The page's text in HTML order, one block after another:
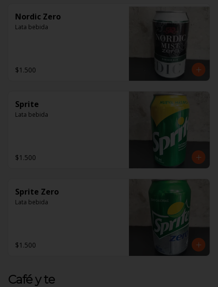
Nordic Zero
Lata bebida
$1.500
Sprite
Lata bebida
$1.500
Sprite Zero
Lata bebida
$1.500
Café y te